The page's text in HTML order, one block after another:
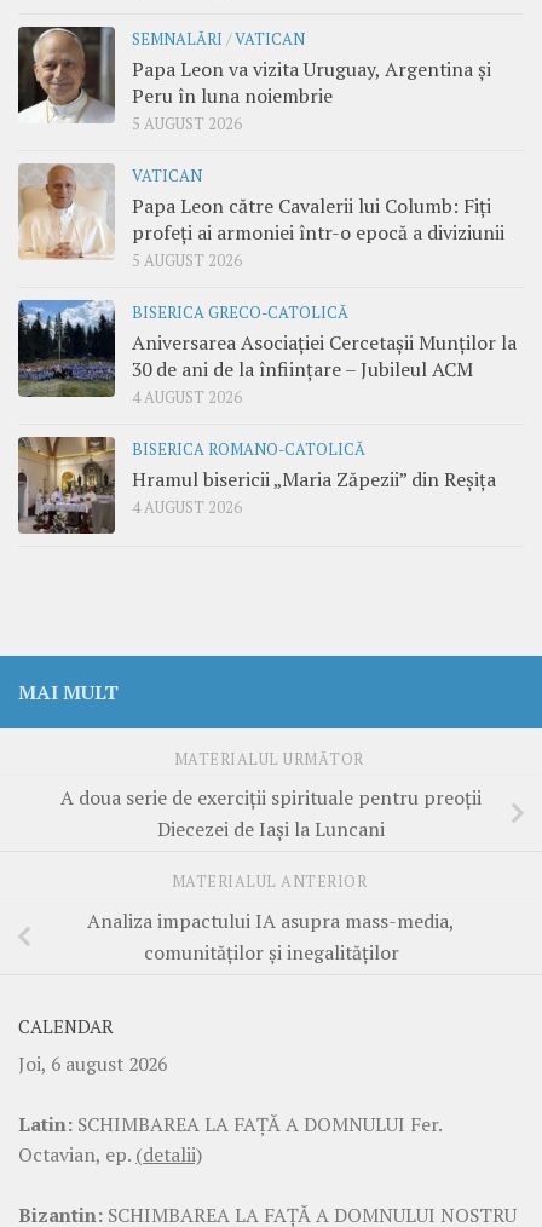
SEMNALĂRI /VATICAN
Papa Leon va vizita Uruguay, Argentina și
Peru în luna noiembrie
5 AUGUST 2026
VATICAN
Papa Leon către Cavalerii lui Columb: Fiți
profeți ai armoniei într-o epocă a diviziunii
5 AUGUST 2026
BISERICA GRECO-CATOLICĂ
Aniversarea Asociației Cercetașii Munților la
30 de ani de la înființare – Jubileul ACM
4 AUGUST 2026
BISERICA ROMANO-CATOLICĂ
Hramul bisericii „Maria Zăpezii” din Reșița
4 AUGUST 2026
MAI MULT
MATERIALUL URMĂTOR
A doua serie de exerciții spirituale pentru preoții
Diecezei de Iași la Luncani
MATERIALUL ANTERIOR
Analiza impactului IA asupra mass-media,
comunităților și inegalităților
CALENDAR
Joi, 6 august 2026
Latin: SCHIMBAREA LA FAŢĂ A DOMNULUI Fer.
Octavian, ep. (detalii)
Bizantin: SCHIMBAREA LA FAŢĂ A DOMNULUI NOSTRU